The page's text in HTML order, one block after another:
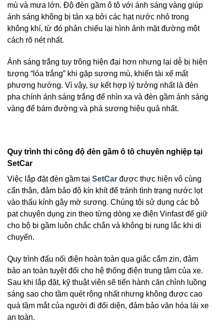
mù và mưa lớn. Độ đèn gầm ô tô với ánh sáng vàng giúp
ánh sáng không bị tán xạ bởi các hạt nước nhỏ trong
không khí, từ đó phản chiếu lại hình ảnh mặt đường một
cách rõ nét nhất.
Ánh sáng trắng tuy trông hiện đại hơn nhưng lại dễ bị hiện
tượng “lóa trắng” khi gặp sương mù, khiến tài xế mất
phương hướng. Vì vậy, sự kết hợp lý tưởng nhất là đèn
pha chính ánh sáng trắng để nhìn xa và đèn gầm ánh sáng
vàng để bám đường và phá sương hiệu quả nhất.
Quy trình thi công độ đèn gầm ô tô chuyên nghiệp tại
SetCar
Việc lắp đặt đèn gầm tại SetCar được thực hiện vô cùng
cẩn thận, đảm bảo độ kín khít để tránh tình trạng nước lọt
vào thấu kính gây mờ sương. Chúng tôi sử dụng các bộ
pat chuyên dụng zin theo từng dòng xe điện Vinfast để giữ
cho bộ bi gầm luôn chắc chắn và không bị rung lắc khi di
chuyển.
Quy trình đấu nối điện hoàn toàn qua giắc cắm zin, đảm
bảo an toàn tuyệt đối cho hệ thống điện trung tâm của xe.
Sau khi lắp đặt, kỹ thuật viên sẽ tiến hành căn chỉnh luồng
sáng sao cho tầm quét rộng nhất nhưng không được cao
quá tầm mắt của người đi đối diện, đảm bảo văn hóa lái xe
an toàn.